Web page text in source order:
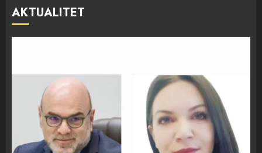
AKTUALITET